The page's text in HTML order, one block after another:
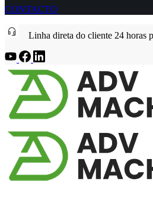
CONTACTO
Linha direta do cliente 24 horas